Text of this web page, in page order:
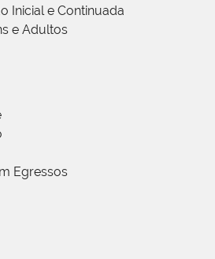
Inicial e Continuada
e Adultos
Egressos